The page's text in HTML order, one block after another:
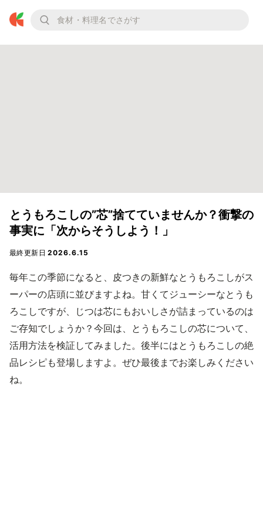
とうもろこしの”芯”捨てていませんか？衝撃の
事実に「次からそうしよう！」
最終更新日2026.6.15
毎年この季節になると、皮つきの新鮮なとうもろこしがス
ーパーの店頭に並びますよね。甘くてジューシーなとうも
ろこしですが、じつは芯にもおいしさが詰まっているのは
ご存知でしょうか？今回は、とうもろこしの芯について、
活用方法を検証してみました。後半にはとうもろこしの絶
品レシピも登場しますよ。ぜひ最後までお楽しみください
ね。